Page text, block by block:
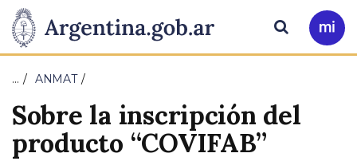
Presidencia
de
la
Nación
Pasar al contenido principal
Ir
a
Buscar
… ANMAT
Sobre la inscripción del
producto “COVIFAB”